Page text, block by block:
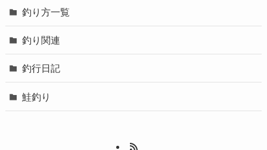
釣り方一覧
釣り関連
釣行日記
鮭釣り